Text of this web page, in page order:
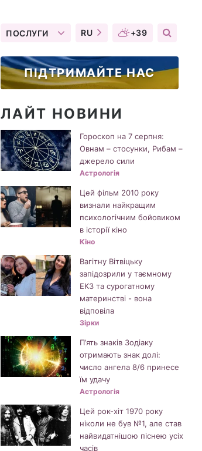
ПОСЛУГИ RU +39
ПІДТРИМАЙТЕ НАС
ЛАЙТ НОВИНИ
Гороскоп на 7 серпня:
Овнам – стосунки, Рибам –
джерело сили
Астрологія
Цей фільм 2010 року
визнали найкращим
психологічним бойовиком
в історії кіно
Кіно
Вагітну Вітвіцьку
запідозрили у таємному
ЕКЗ та сурогатному
материнстві - вона
відповіла
Зірки
П’ять знаків Зодіаку
отримають знак долі:
число ангела 8/6 принесе
їм удачу
Астрологія
Цей рок-хіт 1970 року
ніколи не був №1, але став
найвидатнішою піснею усіх
часів